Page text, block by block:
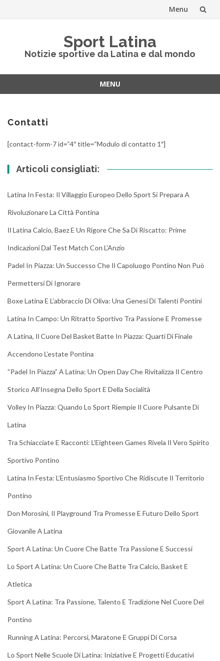
Menu
Sport Latina
Notizie sportive da Latina e dal mondo
MENU
contenuto
Contatti
[contact-form-7 id=”4″ title=”Modulo di contatto 1″]
Articoli consigliati:
Latina In Festa: Il Villaggio Europeo Dello Sport Si Prepara A
Rivoluzionare La Città Pontina
Il Latina Calcio, Baez E Un Rigore Che Sa Di Riscatto: Prime
Indicazioni Dal Test Match Con L’Anzio
Padel In Piazza: Un Successo Che Il Capoluogo Pontino Non Può
Permettersi Di Ignorare
Boxe Latina E L’abbraccio Di Oliva: Una Genesi Di Talenti Pontini
Latina In Campo: Un Ritratto Sportivo Tra Passione E Promesse
A Latina, Il Cuore Del Basket Batte In Piazza: Quarti Di Finale
Accendono L’estate Pontina
“Padel In Piazza” A Latina: Un Open Day Che Rivitalizza Il Centro
Storico All’Insegna Dello Sport E Della Socialità
Volley In Piazza: Quando Lo Sport Riempie Il Cuore Pulsante Di
Latina
Tra Schiacciate E Racconti: L’Eighteen Games Rivela Il Vero Spirito
Sportivo Pontino
Latina In Festa: L’Entusiasmo Sportivo Che Ridiscute Il Territorio
Pontino
Don Morosini, Il Playground Tra Promesse E Futuro Dello Sport
Giovanile A Latina
Sport A Latina: Un Cuore Che Batte Tra Passione E Successi
Lo Sport A Latina: Un Cuore Che Batte Tra Calcio, Basket E
Atletica
Sport A Latina: Tra Passione, Talento E Tradizione Nel Cuore Del
Pontino
Running A Latina: Percorsi, Maratone E Gruppi Di Corsa
Lo Sport Nelle Scuole Di Latina: Iniziative E Progetti Educativi